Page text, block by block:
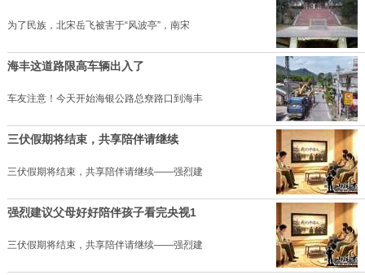
为了民族，北宋岳飞被害于“风波亭”，南宋
海丰这道路限高车辆出入了
车友注意！今天开始海银公路总尞路口到海丰
三伏假期将结束，共享陪伴请继续
三伏假期将结束，共享陪伴请继续——强烈建
强烈建议父母好好陪伴孩子看完央视1
三伏假期将结束，共享陪伴请继续——强烈建